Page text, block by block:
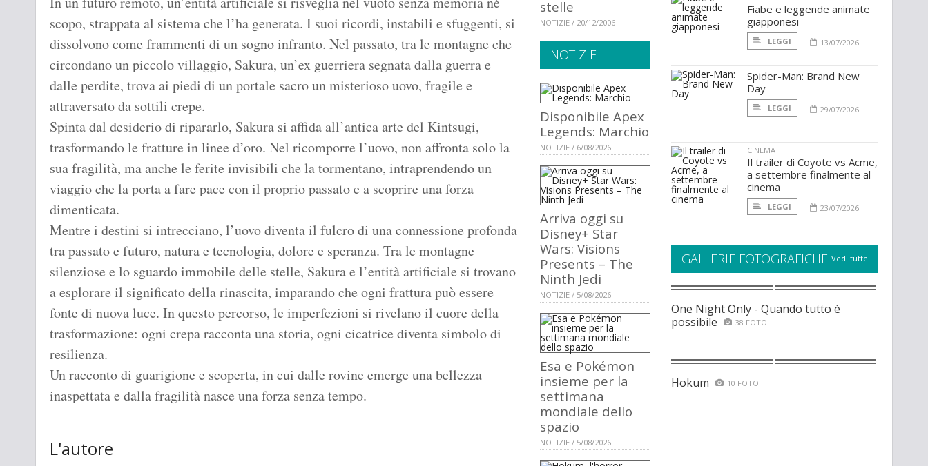
scopo, strappata al sistema che l’ha generata. I suoi ricordi, instabili e sfuggenti, si
dissolvono come frammenti di un sogno infranto. Nel passato, tra le montagne che
circondano un piccolo villaggio, Sakura, un’ex guerriera segnata dalla guerra e
dalle perdite, trova ai piedi di un portale sacro un misterioso uovo, fragile e
attraversato da sottili crepe.
Spinta dal desiderio di ripararlo, Sakura si affida all’antica arte del Kintsugi,
trasformando le fratture in linee d’oro. Nel ricomporre l’uovo, non affronta solo la
sua fragilità, ma anche le ferite invisibili che la tormentano, intraprendendo un
viaggio che la porta a fare pace con il proprio passato e a scoprire una forza
dimenticata.
Mentre i destini si intrecciano, l’uovo diventa il fulcro di una connessione profonda
tra passato e futuro, natura e tecnologia, dolore e speranza. Tra le montagne
silenziose e lo sguardo immobile delle stelle, Sakura e l’entità artificiale si trovano
a esplorare il significato della rinascita, imparando che ogni frattura può essere
fonte di nuova luce. In questo percorso, le imperfezioni si rivelano il cuore della
trasformazione: ogni crepa racconta una storia, ogni cicatrice diventa simbolo di
resilienza.
Un racconto di guarigione e scoperta, in cui dalle rovine emerge una bellezza
inaspettata e dalla fragilità nasce una forza senza tempo.
L'autore
stelle
NOTIZIE / 20/12/2006
NOTIZIE
Disponibile Apex
Legends: Marchio
NOTIZIE / 6/08/2026
Arriva oggi su
Disney+ Star
Wars: Visions
Presents – The
Ninth Jedi
NOTIZIE / 5/08/2026
Esa e Pokémon
insieme per la
settimana
mondiale dello
spazio
NOTIZIE / 5/08/2026
Fiabe e leggende animate
giapponesi
LEGGI 13/07/2026
Spider-Man: Brand New
Day
LEGGI 29/07/2026
CINEMA
Il trailer di Coyote vs Acme,
a settembre finalmente al
cinema
LEGGI 23/07/2026
GALLERIE FOTOGRAFICHE Vedi tutte
One Night Only - Quando tutto è
possibile
38 FOTO
Hokum 10 FOTO